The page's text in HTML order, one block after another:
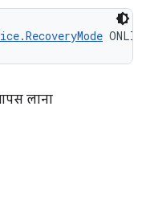
लाना